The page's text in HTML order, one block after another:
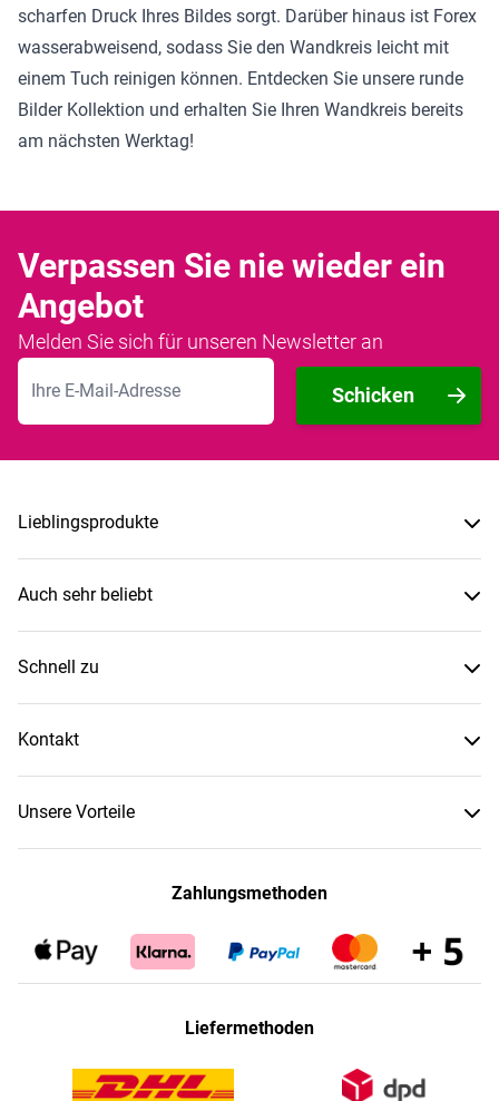
scharfen Druck Ihres Bildes sorgt. Darüber hinaus ist Forex
wasserabweisend, sodass Sie den Wandkreis leicht mit
einem Tuch reinigen können. Entdecken Sie unsere runde
Bilder Kollektion und erhalten Sie Ihren Wandkreis bereits
am nächsten Werktag!
Verpassen Sie nie wieder ein
Angebot
Melden Sie sich für unseren Newsletter an
E-Mailadresse
Schicken
Lieblingsprodukte
Auch sehr beliebt
Schnell zu
Kontakt
Unsere Vorteile
Zahlungsmethoden
Liefermethoden